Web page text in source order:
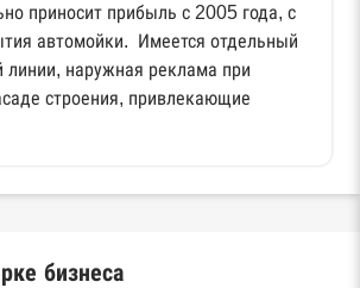
приносит прибыль с 2005 года, с
автомойки. Имеется отдельный
линии, наружная реклама при
строения, привлекающие
бизнеса